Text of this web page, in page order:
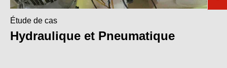
Étude de cas
Hydraulique et Pneumatique